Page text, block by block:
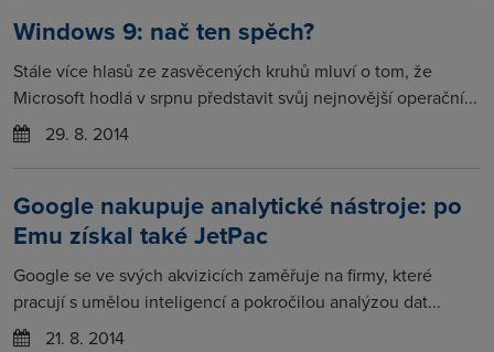
Windows 9: nač ten spěch?
Stále více hlasů ze zasvěcených kruhů mluví o tom, že
Microsoft hodlá v srpnu představit svůj nejnovější operační...
29. 8. 2014
Google nakupuje analytické nástroje: po
Emu získal také JetPac
Google se ve svých akvizicích zaměřuje na firmy, které
pracují s umělou inteligencí a pokročilou analýzou dat...
21. 8. 2014